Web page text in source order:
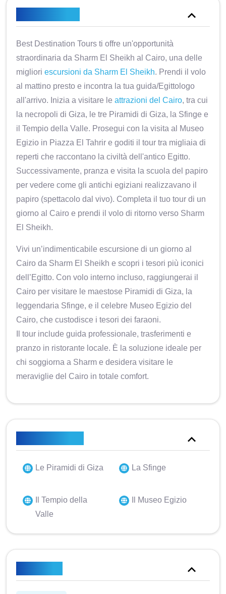
Best Destination Tours ti offre un'opportunità
straordinaria da Sharm El Sheikh al Cairo, una delle
miglioriescursioni da Sharm El Sheikh. Prendi il volo
al mattino presto e incontra la tua guida/Egittologo
all'arrivo. Inizia a visitare leattrazioni del Cairo, tra cui
la necropoli di Giza, le tre Piramidi di Giza, la Sfinge e
il Tempio della Valle. Prosegui con la visita al Museo
Egizio in Piazza El Tahrir e goditi il tour tra migliaia di
reperti che raccontano la civiltà dell'antico Egitto.
Successivamente, pranza e visita la scuola del papiro
per vedere come gli antichi egiziani realizzavano il
papiro (spettacolo dal vivo). Completa il tuo tour di un
giorno al Cairo e prendi il volo di ritorno verso Sharm
El Sheikh.
Vivi un’indimenticabile escursione di un giorno al
Cairo da Sharm El Sheikh e scopri i tesori più iconici
dell’Egitto. Con volo interno incluso, raggiungerai il
Cairo per visitare le maestose Piramidi di Giza, la
leggendaria Sfinge, e il celebre Museo Egizio del
Cairo, che custodisce i tesori dei faraoni.
Il tour include guida professionale, trasferimenti e
pranzo in ristorante locale. È la soluzione ideale per
chi soggiorna a Sharm e desidera visitare le
meraviglie del Cairo in totale comfort.
Le Piramidi di Giza La Sfinge
Il Tempio della
Valle
Il Museo Egizio